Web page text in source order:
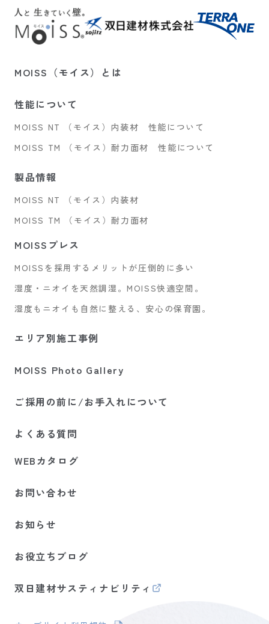
（新しいタブ（
MOISS（モイス）とは
性能について
MOISS NT （モイス）内装材 性能について
MOISS TM （モイス）耐力面材 性能について
製品情報
MOISS NT （モイス）内装材
MOISS TM （モイス）耐力面材
MOISSプレス
MOISSを採用するメリットが圧倒的に多い
湿度・ニオイを天然調湿。MOISS快適空間。
湿度もニオイも自然に整える、安心の保育園。
エリア別施工事例
MOISS Photo Gallery
ご採用の前に/お手入れについて
よくある質問
WEBカタログ
お問い合わせ
お知らせ
お役立ちブログ
双日建材サスティナビリティ
（新しいタブで開きます）